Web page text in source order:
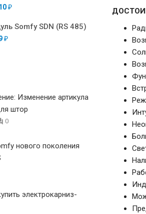
₽
Somfy SDN (RS 485)
₽
Изменение артикула
штор
0
нового поколения
электрокарниз-